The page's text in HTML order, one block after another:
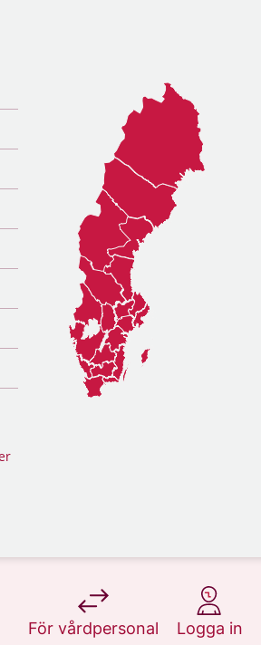
För vårdpersonal
på 1177.se
Logga in
på 1177.se